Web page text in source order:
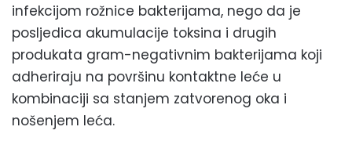
infekcijom rožnice bakterijama, nego da je
posljedica akumulacije toksina i drugih
produkata gram-negativnim bakterijama koji
adheriraju na površinu kontaktne leće u
kombinaciji sa stanjem zatvorenog oka i
nošenjem leća.